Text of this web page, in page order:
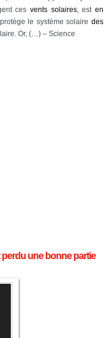
cesvents solaires, esten
le système solairedes
Or, (…) – Science
une bonne partie